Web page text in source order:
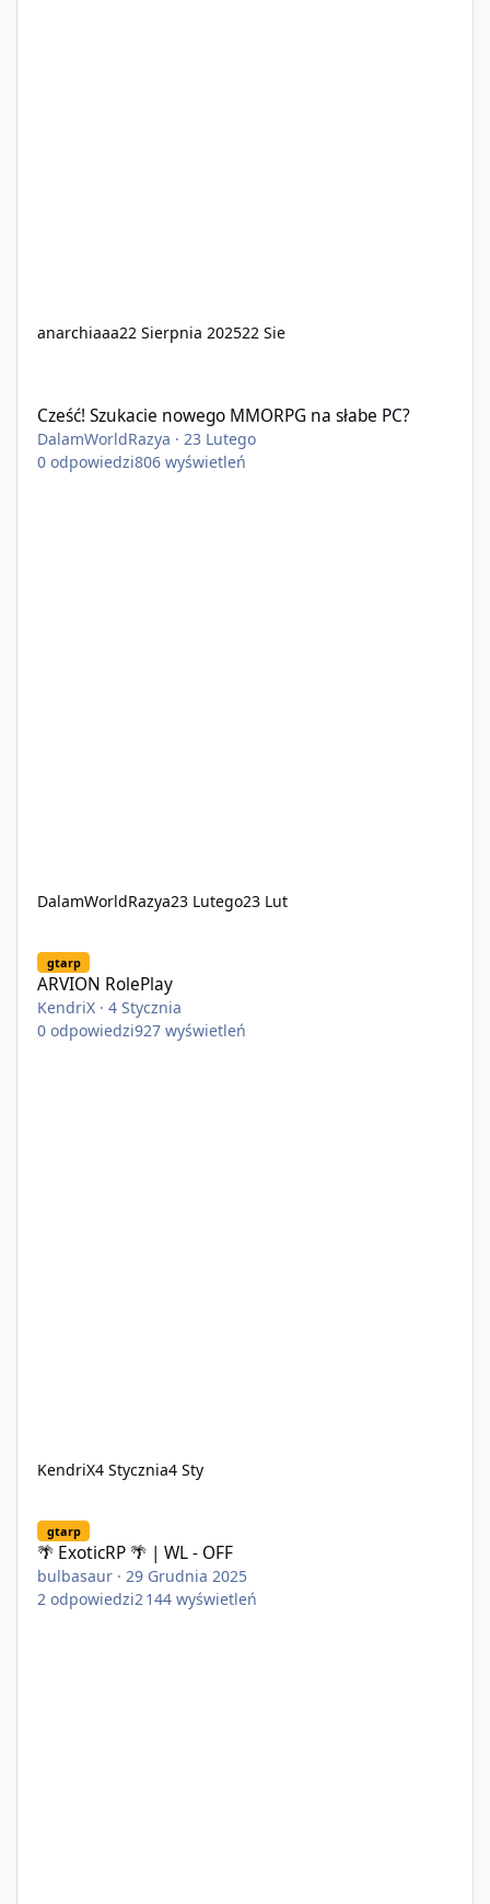
anarchiaaa22 Sierpnia 202522 Sie
Cześć! Szukacie nowego MMORPG na słabe PC?
DalamWorldRazya ·23 Lutego
0 odpowiedzi806 wyświetleń
DalamWorldRazya23 Lutego23 Lut
gtarp
ARVION RolePlay
KendriX ·4 Stycznia
0 odpowiedzi927 wyświetleń
KendriX4 Stycznia4 Sty
gtarp
🌴 ExoticRP 🌴 | WL - OFF
bulbasaur ·29 Grudnia 2025
2 odpowiedzi2 144 wyświetleń